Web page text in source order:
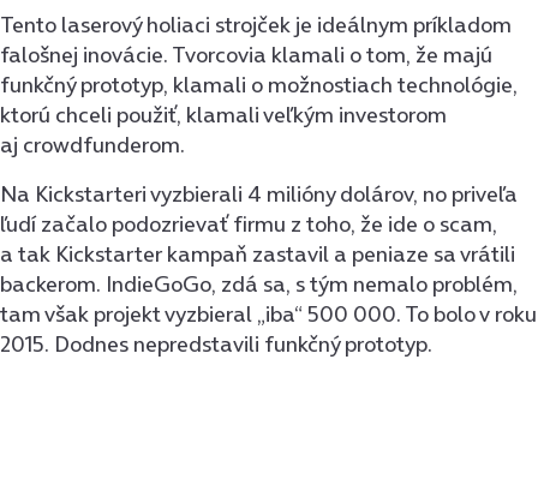
Tento laserový holiaci strojček je ideálnym príkladom
falošnej inovácie. Tvorcovia klamali o tom, že majú
funkčný prototyp, klamali o možnostiach technológie,
ktorú chceli použiť, klamali veľkým investorom
aj crowdfunderom.
Na Kickstarteri vyzbierali 4 milióny dolárov, no priveľa
ľudí začalo podozrievať firmu z toho, že ide o scam,
a tak Kickstarter kampaň zastavil a peniaze sa vrátili
backerom. IndieGoGo, zdá sa, s tým nemalo problém,
tam však projekt vyzbieral „iba“ 500 000. To bolo v roku
2015. Dodnes nepredstavili funkčný prototyp.